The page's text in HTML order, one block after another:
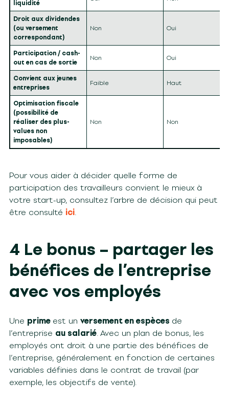
liquidité
Droit aux dividendes
(ou versement
correspondant)
Non Oui
Participation / cash-
out en cas de sortie
Non Oui
Convient aux jeunes
entreprises
Faible Haut
Optimisation fiscale
(possibilité de
réaliser des plus-
values non
imposables)
Non Non
Pour vous aider à décider quelle forme de
participation des travailleurs convient le mieux à
votre start-up, consultez l’arbre de décision qui peut
être consulté ici.
4 Le bonus – partager les
bénéfices de l’entreprise
avec vos employés
Une prime est un versement en espèces de
l’entreprise au salarié. Avec un plan de bonus, les
employés ont droit à une partie des bénéfices de
l’entreprise, généralement en fonction de certaines
variables définies dans le contrat de travail (par
exemple, les objectifs de vente).